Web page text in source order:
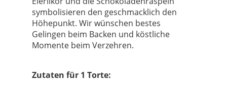
symbolisieren den geschmacklich den
Höhepunkt. Wir wünschen bestes
Gelingen beim Backen und köstliche
Momente beim Verzehren.
Zutaten für 1 Torte: